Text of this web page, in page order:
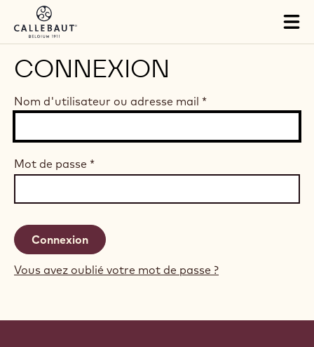
Skip to main content
CONNEXION
Nom d'utilisateur ou adresse mail *
Mot de passe *
Vous avez oublié votre mot de passe ?